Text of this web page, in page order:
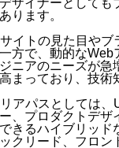
ザイナーとして
ります。
イトの見た目や
方で、動的な
ニアのニーズが
まっており、技
アパスとしては
、プロダクトデ
きるハイブリッ
クリード、フロ